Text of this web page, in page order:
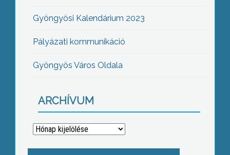
Gyöngyösi Kalendárium 2023
Pályázati kommunikáció
Gyöngyös Város Oldala
ARCHÍVUM
Archívum